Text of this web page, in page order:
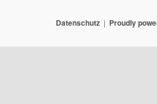
Datenschutz Proudly